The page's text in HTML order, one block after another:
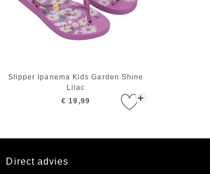
+
Slipper Ipanema Kids Garden Shine
Lilac
€ 19,99
Direct advies